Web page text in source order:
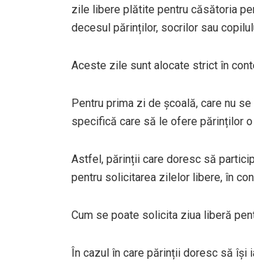
zile libere plătite pentru căsătoria
decesul părinților, socrilor sau
Aceste zile sunt alocate strict în
Pentru prima zi de școală, care nu
specifică care să le ofere părinților
Astfel, părinții care doresc să
pentru solicitarea zilelor libere, în
Cum se poate solicita ziua liberă
În cazul în care părinții doresc să își